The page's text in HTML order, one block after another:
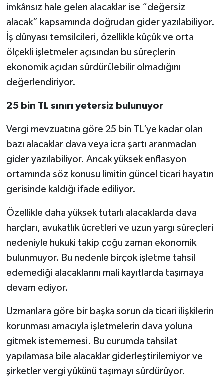
imkânsız hale gelen alacaklar ise “değersiz
alacak” kapsamında doğrudan gider yazılabiliyor.
İş dünyası temsilcileri, özellikle küçük ve orta
ölçekli işletmeler açısından bu süreçlerin
ekonomik açıdan sürdürülebilir olmadığını
değerlendiriyor.
25 bin TL sınırı yetersiz bulunuyor
Vergi mevzuatına göre 25 bin TL’ye kadar olan
bazı alacaklar dava veya icra şartı aranmadan
gider yazılabiliyor. Ancak yüksek enflasyon
ortamında söz konusu limitin güncel ticari hayatın
gerisinde kaldığı ifade ediliyor.
Özellikle daha yüksek tutarlı alacaklarda dava
harçları, avukatlık ücretleri ve uzun yargı süreçleri
nedeniyle hukuki takip çoğu zaman ekonomik
bulunmuyor. Bu nedenle birçok işletme tahsil
edemediği alacaklarını mali kayıtlarda taşımaya
devam ediyor.
Uzmanlara göre bir başka sorun da ticari ilişkilerin
korunması amacıyla işletmelerin dava yoluna
gitmek istememesi. Bu durumda tahsilat
yapılamasa bile alacaklar giderleştirilemiyor ve
şirketler vergi yükünü taşımayı sürdürüyor.